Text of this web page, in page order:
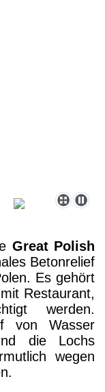
Great Polish
Betonrelief
Es gehört
Restaurant,
werden.
von Wasser
die Lochs
wegen